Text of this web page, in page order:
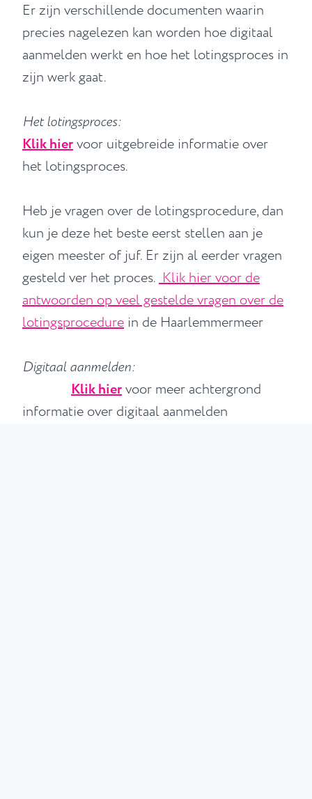
Er zijn verschillende documenten waarin
precies nagelezen kan worden hoe digitaal
aanmelden werkt en hoe het lotingsproces in
zijn werk gaat.
Het lotingsproces:
Klik hiervoor uitgebreide informatie over
het lotingsproces.
Heb je vragen over de lotingsprocedure, dan
kun je deze het beste eerst stellen aan je
eigen meester of juf. Er zijn al eerder vragen
gesteld ver het proces. Klik hier voor de
antwoorden op veel gestelde vragen over de
lotingsprocedure in de Haarlemmermeer
Digitaal aanmelden:
Klik hiervoor meer achtergrond
informatie over digitaal aanmelden